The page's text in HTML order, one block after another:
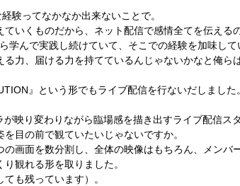
験ってなかなか出来ないことで。
いくものだから、ネット配信で感情全てを伝える
学んで実践し続けていて、そこでの経験を加味し
力、届ける力を持てているんじゃないかなと俺ら
』という形でもライブ配信を行ないだしました。
映り変わりながら臨場感を描き出すライブ配信ス
目の前で観ていたいじゃないですか。
画面を数分割し、全体の映像はもちろん、メンバ
観れる形を取りました。
も残っています）。